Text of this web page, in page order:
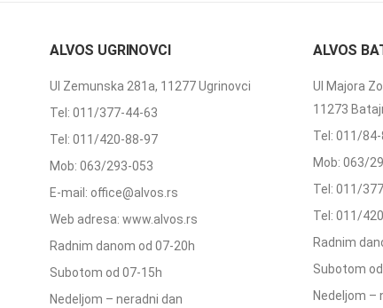
ALVOS UGRINOVCI
Ul Zemunska 281a, 11277 Ugrinovci
Tel: 011/377-44-63
Tel: 011/420-88-97
Mob: 063/293-053
E-mail: office@alvos.rs
Web adresa: www.alvos.rs
Radnim danom od 07-20h
Subotom od 07-15h
Nedeljom – neradni dan
ALVOS
Ul Majora
11273
Tel: 011/
Mob: 063/
Tel: 011/
Tel: 011/
Radnim
Subotom
Nedeljom –